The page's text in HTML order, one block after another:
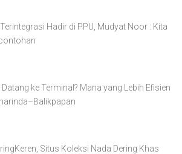
Hadir di PPU, Mudyat Noor : Kita
ke Terminal? Mana yang Lebih Efisien
Situs Koleksi Nada Dering Khas